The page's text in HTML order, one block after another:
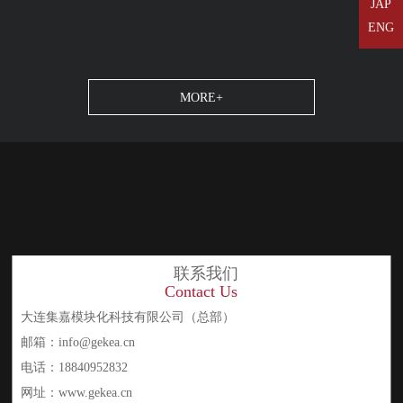
MORE+
联系我们
Contact Us
大连集嘉模块化科技有限公司（总部）
邮箱：info@gekea.cn
电话：18840952832
网址：www.gekea.cn
JAP
ENG